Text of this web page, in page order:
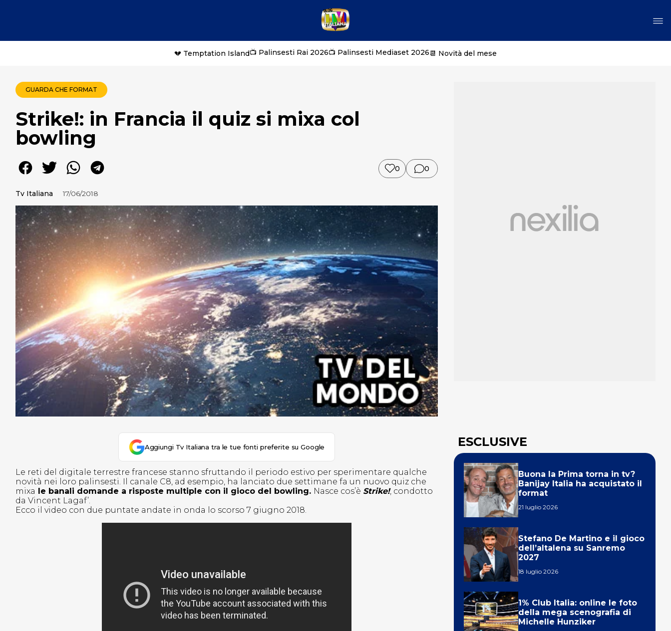
💔 Temptation Island📺 Palinsesti Rai 2026📺 Palinsesti Mediaset 2026📆 Novità del mese
GUARDA CHE FORMAT
Strike!: in Francia il quiz si mixa col
bowling
0 0
Tv Italiana 17/06/2018
Aggiungi Tv Italiana tra le tue fonti preferite su Google
Le reti del digitale terrestre francese stanno sfruttando il periodo estivo per sperimentare qualche
novità nei loro palinsesti. Il canale C8, ad esempio, ha lanciato due settimane fa un nuovo quiz che
mixa le banali domande a risposte multiple con il gioco del bowling. Nasce cos’è Strike!, condotto
da Vincent Lagaf’.
Ecco il video con due puntate andate in onda lo scorso 7 giugno 2018.
ESCLUSIVE
Buona la Prima torna in tv?
Banijay Italia ha acquistato il
format
21 luglio 2026
Stefano De Martino e il gioco
dell’altalena su Sanremo
2027
18 luglio 2026
1% Club Italia: online le foto
della mega scenografia di
Michelle Hunziker